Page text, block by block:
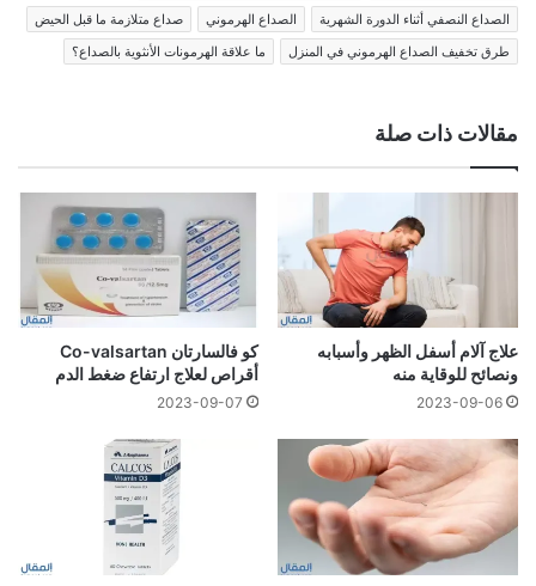
الصداع النصفي أثناء الدورة الشهرية
الصداع الهرموني
صداع متلازمة ما قبل الحيض
طرق تخفيف الصداع الهرموني في المنزل
ما علاقة الهرمونات الأنثوية بالصداع؟
مقالات ذات صلة
علاج آلام أسفل الظهر وأسبابه
ونصائح للوقاية منه
2023-09-06
كو فالسارتان Co-valsartan
أقراص لعلاج ارتفاع ضغط الدم
2023-09-07